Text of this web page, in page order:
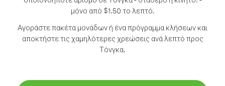
μόνο από $1.50 το λεπτό.
Αγοράστε πακέτα μονάδων ή ένα πρόγραμμα κλήσεων και
αποκτήστε τις χαμηλότερες χρεώσεις ανά λεπτό προς
Τόνγκα.